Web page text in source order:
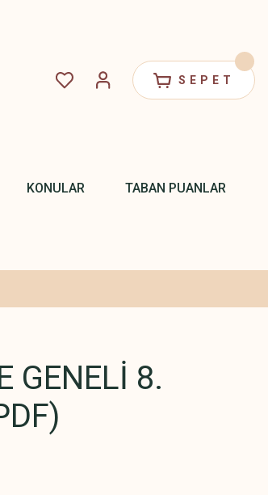
SEPET
KONULAR TABAN PUANLAR
GENELİ 8.